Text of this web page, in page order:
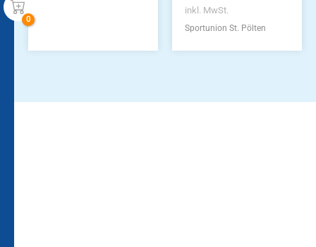
inkl. MwSt.
Sportunion St. Pölten